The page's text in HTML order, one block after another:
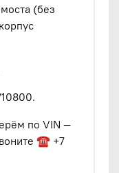
(без
по VIN —
☎ +7